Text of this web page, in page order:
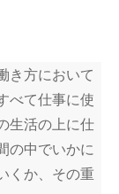
き方において
べて仕事に使
生活の上に仕
の中でいかに
くか、その重